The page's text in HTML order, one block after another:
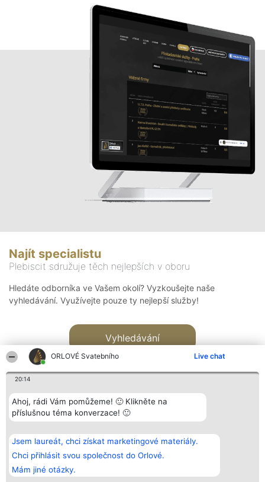
ORLOVÉ Svatebního Live chat
20:14
Ahoj, rádi Vám pomůžeme! 🙂 Klikněte na
příslušnou téma konverzace! 🙂
Jsem laureát, chci získat marketingové materiály.
Chci přihlásit svou společnost do Orlové.
Mám jiné otázky.
Najít specialistu
Plebiscit sdružuje těch nejlepších v oboru
Hledáte odborníka ve Vašem okolí? Vyzkoušejte naše
vyhledávání. Využívejte pouze ty nejlepší služby!
Vyhledávání
Bright Side Solutions sp. z o.
o. sp. k.
ul. Ruska 22
Wrocław 50-079
KRS 0000749100 | Regon
381313360 | NIP 8943132676
Vítězové
Seznam všech
laureátů
Zásady
Zásady
Kontakt